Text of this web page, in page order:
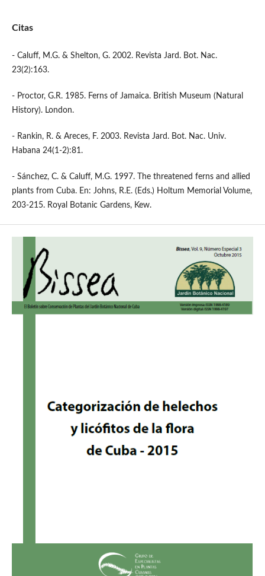
Citas
- Caluff, M.G. & Shelton, G. 2002. Revista Jard. Bot. Nac.
23(2):163.
- Proctor, G.R. 1985. Ferns of Jamaica. British Museum (Natural
History). London.
- Rankin, R. & Areces, F. 2003. Revista Jard. Bot. Nac. Univ.
Habana 24(1-2):81.
- Sánchez, C. & Caluff, M.G. 1997. The threatened ferns and allied
plants from Cuba. En: Johns, R.E. (Eds.) Holtum Memorial Volume,
203-215. Royal Botanic Gardens, Kew.